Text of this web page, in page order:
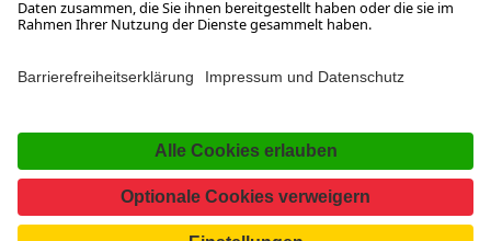
Das Unternehmen Jobs Meeting- und Kongresslocations
FacebookYouTubeSalzburgerLand
Magazin
Instagram
TikTokPinterestLinkedIn